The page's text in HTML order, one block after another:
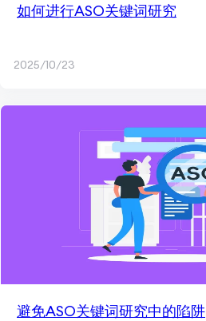
如何进行ASO关键词研究
2025/10/23
避免ASO关键词研究中的陷阱